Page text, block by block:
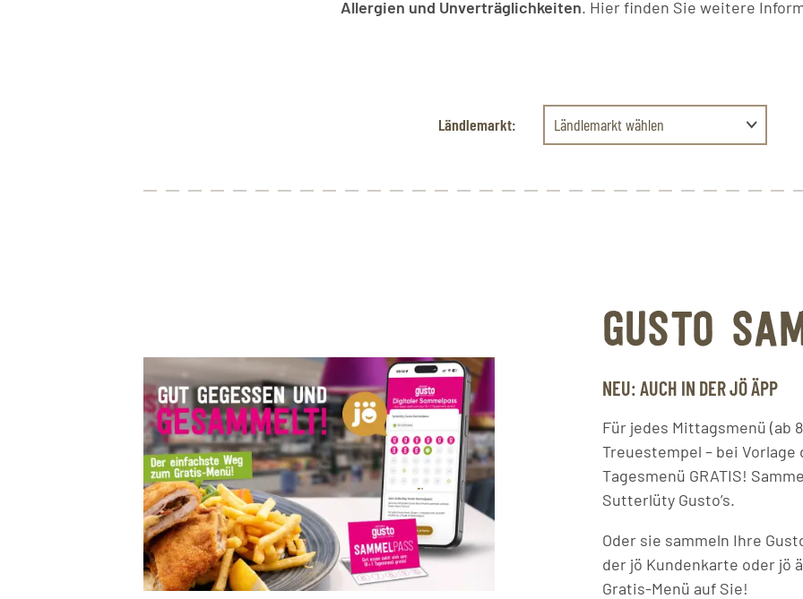
Allergien und Unverträglichkeiten. Hier finden Sie weitere
Ländlemarkt: Ländlemarkt wählen
GUSTO
NEU: AUCH IN DER JÖ ÄPP
Für jedes Mittagsmenü (ab
Treuestempel – bei Vorlage
Tagesmenü GRATIS!
Sutterlüty Gusto’s.
Oder sie sammeln Ihre
der jö Kundenkarte oder jö
Gratis-Menü auf Sie!